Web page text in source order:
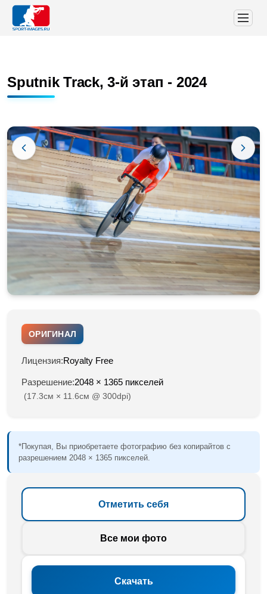
Sputnik Track, 3-й этап - 2024
ОРИГИНАЛ
Лицензия:Royalty Free
Разрешение:2048 × 1365 пикселей
(17.3см × 11.6см @ 300dpi)
*Покупая, Вы приобретаете фотографию без копирайтов с
разрешением 2048 × 1365 пикселей.
Отметить себя
Все мои фото
Скачать